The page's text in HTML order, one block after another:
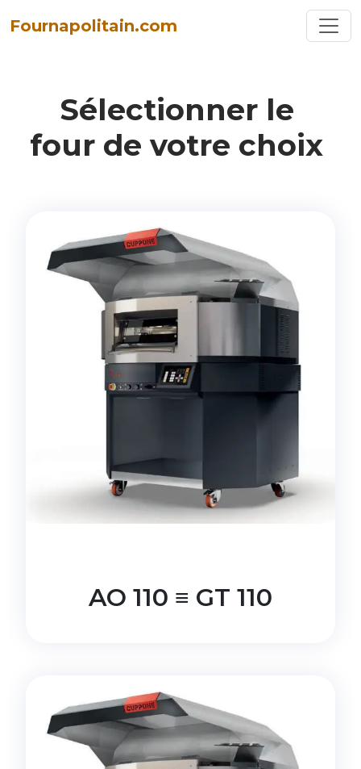
Fournapolitain.com
Sélectionner le
four de votre choix
AO 110 ≡ GT 110